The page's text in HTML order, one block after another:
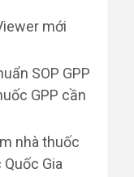
mới
SOP GPP
GPP cần
nhà thuốc
Gia